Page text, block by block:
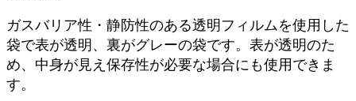
ガスバリア性・静防性のある透明フィルムを使用した
袋で表が透明、裏がグレーの袋です。表が透明のた
め、中身が見え保存性が必要な場合にも使用できま
す。